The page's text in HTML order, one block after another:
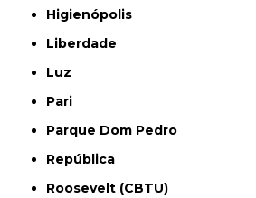
Higienópolis
Liberdade
Luz
Pari
Parque Dom Pedro
República
Roosevelt (CBTU)